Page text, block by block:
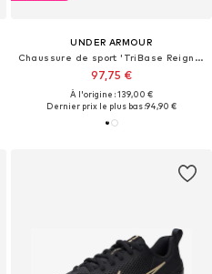
UNDER ARMOUR
Chaussure de sport 'TriBase Reign 6'
97,75 €
À l'origine : 139,00 €
Dernier prix le plus bas :94,90 €